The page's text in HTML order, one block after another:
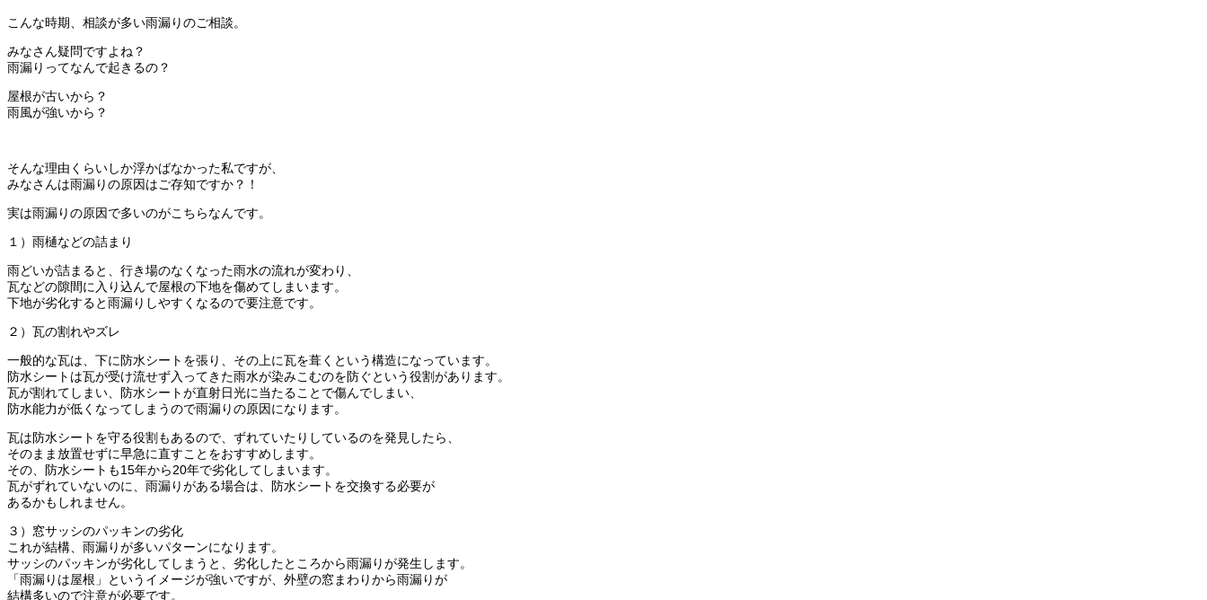
こんな時期、相談が多い雨漏りのご相談。
みなさん疑問ですよね？
雨漏りってなんで起きるの？
屋根が古いから？
雨風が強いから？
そんな理由くらいしか浮かばなかった私ですが、
みなさんは雨漏りの原因はご存知ですか？！
実は雨漏りの原因で多いのがこちらなんです。
１）雨樋などの詰まり
雨どいが詰まると、行き場のなくなった雨水の流れが変わり、
瓦などの隙間に入り込んで屋根の下地を傷めてしまいます。
下地が劣化すると雨漏りしやすくなるので要注意です。
２）瓦の割れやズレ
一般的な瓦は、下に防水シートを張り、その上に瓦を葺くという構造になっています。
防水シートは瓦が受け流せず入ってきた雨水が染みこむのを防ぐという役割があります。
瓦が割れてしまい、防水シートが直射日光に当たることで傷んでしまい、
防水能力が低くなってしまうので雨漏りの原因になります。
瓦は防水シートを守る役割もあるので、ずれていたりしているのを発見したら、
そのまま放置せずに早急に直すことをおすすめします。
その、防水シートも15年から20年で劣化してしまいます。
瓦がずれていないのに、雨漏りがある場合は、防水シートを交換する必要が
あるかもしれません。
３）窓サッシのパッキンの劣化
これが結構、雨漏りが多いパターンになります。
サッシのパッキンが劣化してしまうと、劣化したところから雨漏りが発生します。
「雨漏りは屋根」というイメージが強いですが、外壁の窓まわりから雨漏りが
結構多いので注意が必要です。